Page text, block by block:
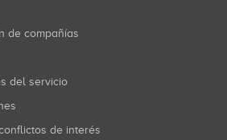
de compañías
del servicio
de interés